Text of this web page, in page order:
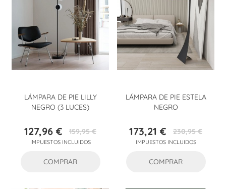
LÁMPARA DE PIE LILLY
NEGRO (3 LUCES)
Precio
127,96 €Precio
base
159,95 €
IMPUESTOS INCLUIDOS
COMPRAR
LÁMPARA DE PIE ESTELA
NEGRO
Precio
173,21 €Precio
base
230,95 €
IMPUESTOS INCLUIDOS
COMPRAR